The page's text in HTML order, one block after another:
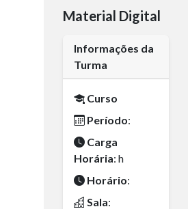
Material Digital
Informações da
Turma
Curso
Período:
Carga
Horária: h
Horário:
Sala: